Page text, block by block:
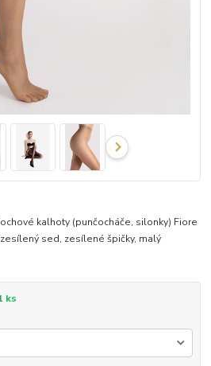
kalhoty (punčocháče, silonky) Fiore
sed, zesílené špičky, malý
ks